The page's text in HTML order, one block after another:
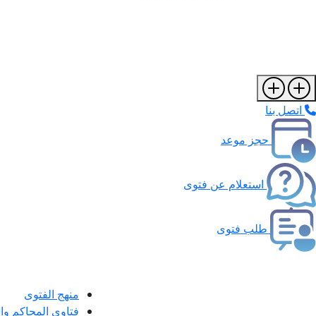
اتصل بنا
حجز موعد
استعلام عن فتوى
طلب فتوى
منهج الفتوى
فتاوى المحاكم